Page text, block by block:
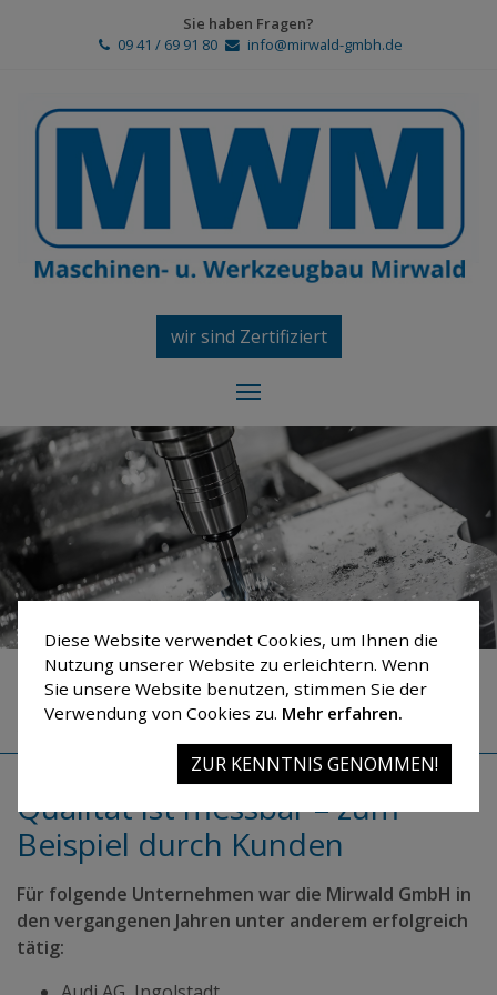
Diese Website verwendet Cookies, um Ihnen die
Nutzung unserer Website zu erleichtern. Wenn
Sie unsere Website benutzen, stimmen Sie der
Verwendung von Cookies zu. Mehr erfahren.
ZUR KENNTNIS GENOMMEN!
Sie haben Fragen?
09 41 / 69 91 80
info@mirwald-gmbh.de
wir sind Zertifiziert
Referenzen
Referenzen
Qualität ist messbar – zum
Beispiel durch Kunden
Für folgende Unternehmen war die Mirwald GmbH in
den vergangenen Jahren unter anderem erfolgreich
tätig: